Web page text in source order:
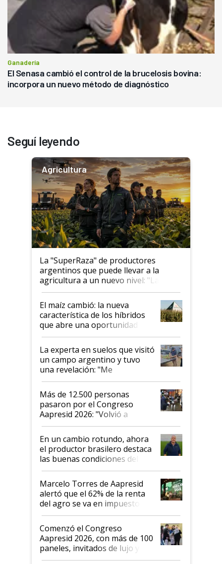
Ganadería
El Senasa cambió el control de la brucelosis bovina:
incorpora un nuevo método de diagnóstico
Seguí leyendo
Agricultura
La "SuperRaza" de productores
argentinos que puede llevar a la
agricultura a un nuevo nivel: "Las
posibilidades de crecimiento son
infinitas"
El maíz cambió: la nueva
característica de los híbridos
que abre una oportunidad en
el lote
La experta en suelos que visitó
un campo argentino y tuvo
una revelación: "Me
impresionó mucho"
Más de 12.500 personas
pasaron por el Congreso
Aapresid 2026: "Volvió a
demostrar que hablar del
suelo es hablar de todo el
sistema productivo"
En un cambio rotundo, ahora
el productor brasilero destaca
las buenas condiciones del
agro argentino para invertir:
"Los veo más motivados"
Marcelo Torres de Aapresid
alertó que el 62% de la renta
del agro se va en impuestos:
"No es bueno que en
Argentina se sigan discutiendo
las mismas cosas de hace 50
años"
Comenzó el Congreso
Aapresid 2026, con más de 100
paneles, invitados de lujo y
todas las tendencias